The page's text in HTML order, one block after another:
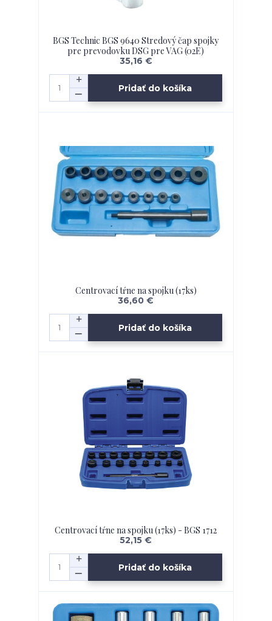
BGS Technic BGS 9640 Stredový čap spojky
pre prevodovku DSG pre VAG (02E)
35,16 €
Pridať do košíka
Centrovací tŕne na spojku (17ks)
36,60 €
Pridať do košíka
Centrovací tŕne na spojku (17ks) - BGS 1712
52,15 €
Pridať do košíka